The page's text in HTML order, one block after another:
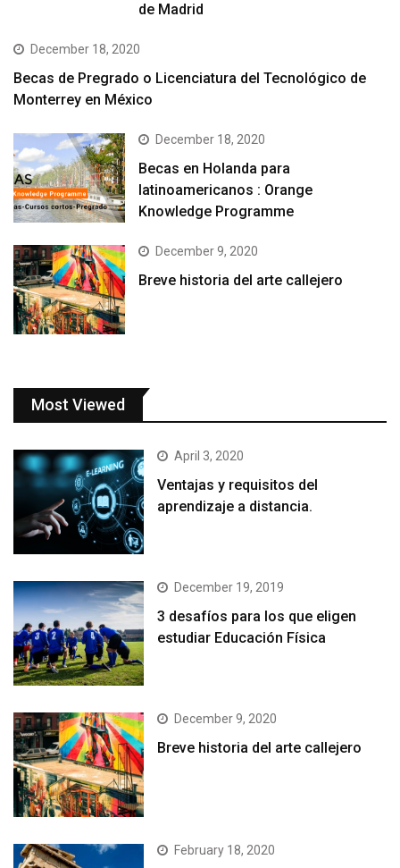
de Madrid
December 18, 2020
Becas de Pregrado o Licenciatura del Tecnológico de
Monterrey en México
December 18, 2020
Becas en Holanda para
latinoamericanos : Orange
Knowledge Programme
December 9, 2020
Breve historia del arte callejero
Most Viewed
April 3, 2020
Ventajas y requisitos del
aprendizaje a distancia.
December 19, 2019
3 desafíos para los que eligen
estudiar Educación Física
December 9, 2020
Breve historia del arte callejero
February 18, 2020